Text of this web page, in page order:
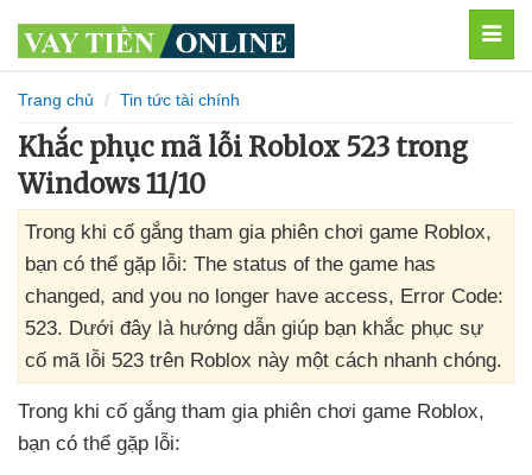
Trang chủ Tin tức tài chính
Khắc phục mã lỗi Roblox 523 trong
Windows 11/10
Trong khi cố gắng tham gia phiên chơi game Roblox,
bạn có thể gặp lỗi: The status of the game has
changed, and you no longer have access, Error Code:
523. Dưới đây là hướng dẫn giúp bạn khắc phục sự
cố mã lỗi 523 trên Roblox này một cách nhanh chóng.
Trong khi cố gắng tham gia phiên chơi game Roblox,
bạn có thể gặp lỗi: